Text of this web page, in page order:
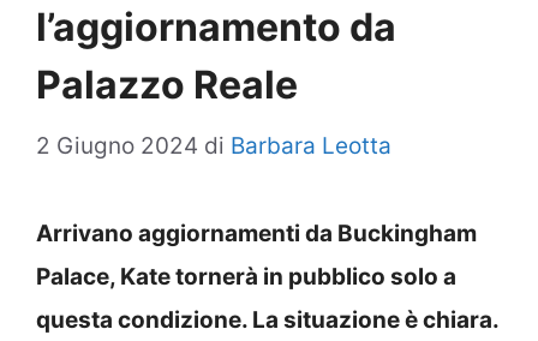
l’aggiornamento da
Palazzo Reale
2 Giugno 2024 di Barbara Leotta
Arrivano aggiornamenti da Buckingham
Palace, Kate tornerà in pubblico solo a
questa condizione. La situazione è chiara.